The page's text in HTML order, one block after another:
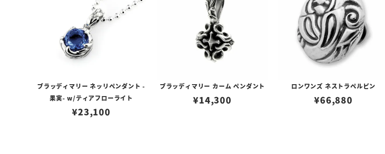
ブラッディマリー ネッリペンダント -
果実- w/ティアフローライト
¥23,100
ブラッディマリー カーム ペンダント
¥14,300
ロンワンズ ネストラペルピン
¥66,880